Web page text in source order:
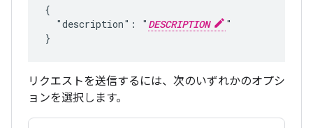
{
  "description": "
DESCRIPTION
"
リクエストを送信するには、次のいずれかのオプシ
ョンを選択します。